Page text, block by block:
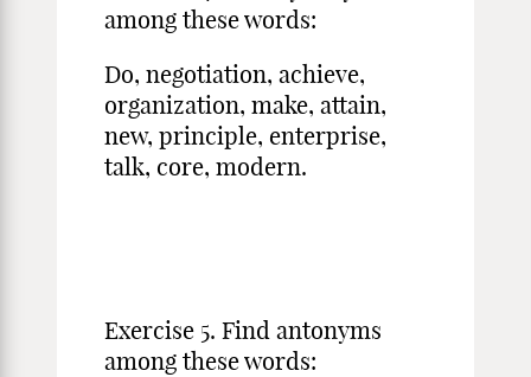
among these words:
Do, negotiation, achieve,
organization, make, attain,
new, principle, enterprise,
talk, core, modern.
Exercise 5. Find antonyms
among these words: